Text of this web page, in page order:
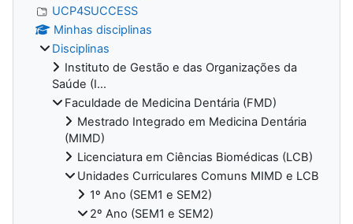
UCP4SUCCESS
Minhas disciplinas
Disciplinas
Instituto de Gestão e das Organizações da
Saúde (I...
Faculdade de Medicina Dentária (FMD)
Mestrado Integrado em Medicina Dentária
(MIMD)
Licenciatura em Ciências Biomédicas (LCB)
Unidades Curriculares Comuns MIMD e LCB
1º Ano (SEM1 e SEM2)
2º Ano (SEM1 e SEM2)